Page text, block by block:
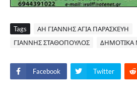
Tags
ΑΗ ΓΙΑΝΝΗΣ ΑΓΙΑ ΠΑΡΑΣΚΕΥΗ
ΓΙΑΝΝΗΣ ΣΤΑΘΟΠΟΥΛΟΣ
ΔΗΜΟΤΙΚΑ
Facebook Twitter